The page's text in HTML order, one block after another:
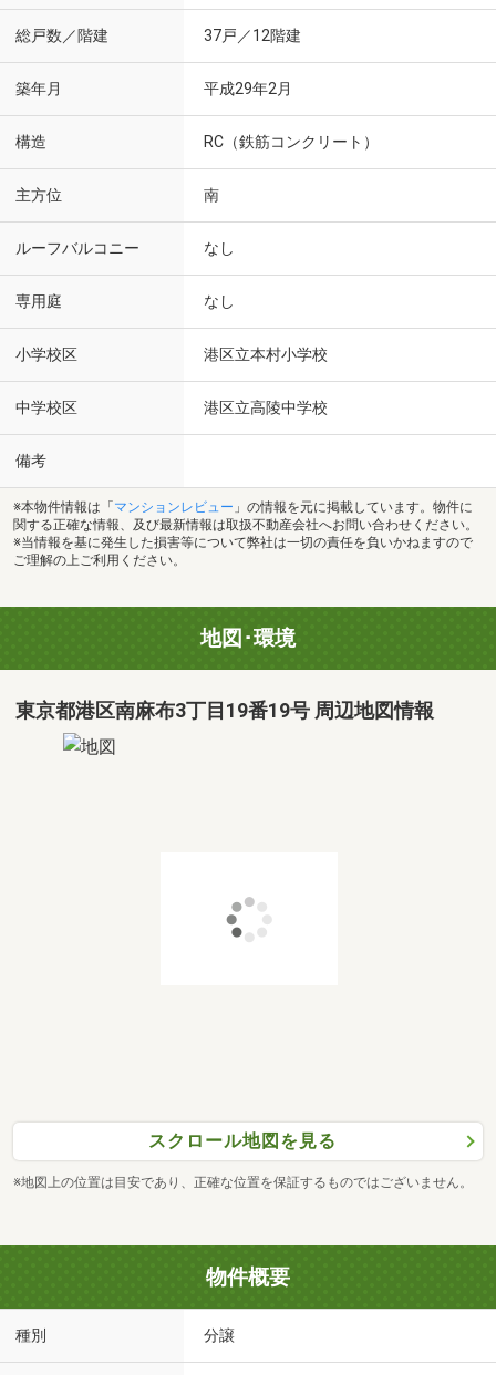
総戸数／階建 37戸／12階建
築年月 平成29年2月
構造 RC（鉄筋コンクリート）
主方位 南
ルーフバルコニー なし
専用庭 なし
小学校区 港区立本村小学校
中学校区 港区立高陵中学校
備考
※本物件情報は「 マンションレビュー 」の情報を元に掲載しています。物件に
関する正確な情報、及び最新情報は取扱不動産会社へお問い合わせください。
※当情報を基に発生した損害等について弊社は一切の責任を負いかねますので
ご理解の上ご利用ください。
地図･環境
東京都港区南麻布3丁目19番19号 周辺地図情報
スクロール地図を見る
※地図上の位置は目安であり、正確な位置を保証するものではございません。
物件概要
種別 分譲